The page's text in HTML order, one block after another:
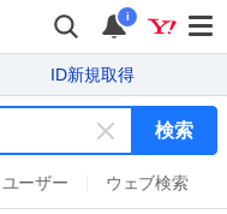
i
ID新規取得
キ
ー
ワ
検索
ユーザー ウェブ検索